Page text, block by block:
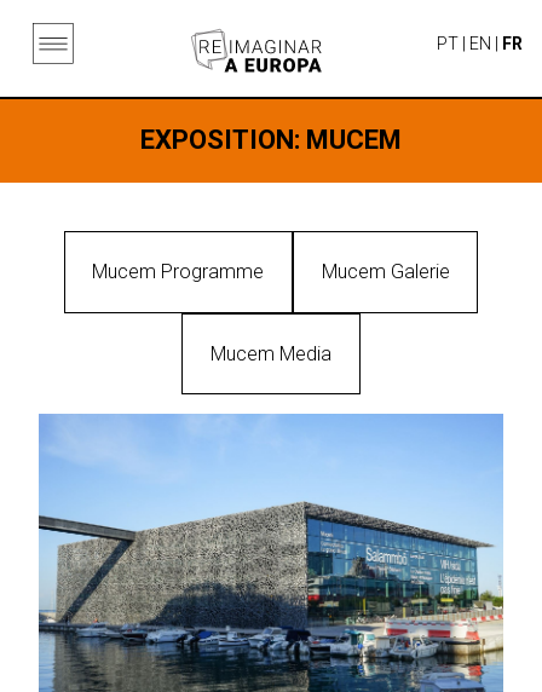
PT| EN FR
EXPOSITION: MUCEM
Mucem Programme Mucem Galerie
Mucem Media